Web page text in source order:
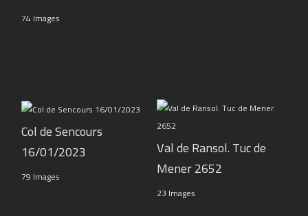
74 Images
Col de Sencours
16/01/2023
79 Images
Val de Ransol. Tuc de
Mener 2652
23 Images